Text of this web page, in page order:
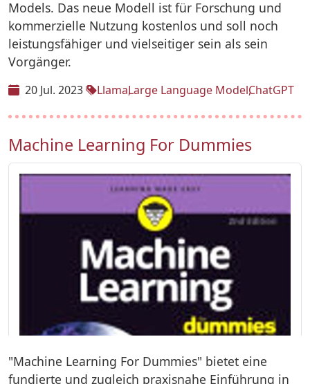
Models. Das neue Modell ist für Forschung und
kommerzielle Nutzung kostenlos und soll noch
leistungsfähiger und vielseitiger sein als sein
Vorgänger.
20 Jul. 2023 LlamaLarge Language ModelChatGPT
Machine Learning For Dummies
"Machine Learning For Dummies" bietet eine
fundierte und zugleich praxisnahe Einführung in